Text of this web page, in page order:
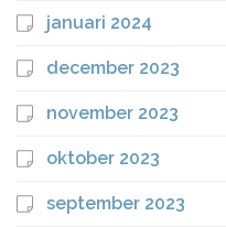
januari 2024
december 2023
november 2023
oktober 2023
september 2023